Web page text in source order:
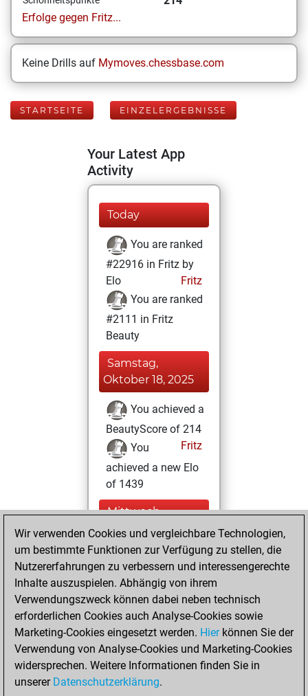
Erfolge gegen Fritz...
Keine Drills auf Mymoves.chessbase.com
STARTSEITE EINZELERGEBNISSE
Your Latest App
Activity
Today
You are ranked
#22916 in Fritz by
Elo
Fritz
You are ranked
#2111 in Fritz
Beauty
Samstag,
Oktober 18, 2025
You achieved a
BeautyScore of 214
Fritz
You
achieved a new Elo
of 1439
Mittwoch,
August 20, 2025
You created
your Fritz account
Fritz
Dienstag,
August 19, 2025
You played 1
slow games
Play
You scored +0
Wir verwenden Cookies und vergleichbare Technologien,
um bestimmte Funktionen zur Verfügung zu stellen, die
Nutzererfahrungen zu verbessern und interessengerechte
Inhalte auszuspielen. Abhängig von ihrem
Verwendungszweck können dabei neben technisch
erforderlichen Cookies auch Analyse-Cookies sowie
Marketing-Cookies eingesetzt werden. Hierkönnen Sie der
Verwendung von Analyse-Cookies und Marketing-Cookies
widersprechen. Weitere Informationen finden Sie in
unserer Datenschutzerklärung.